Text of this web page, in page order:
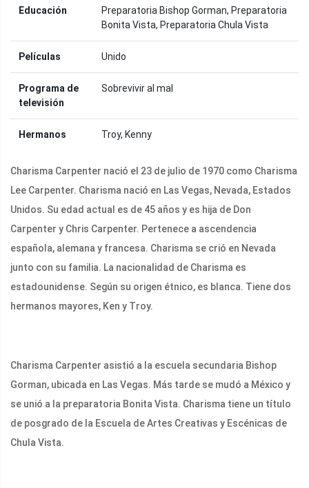
Educación
Preparatoria Bishop Gorman, Preparatoria
Bonita Vista, Preparatoria Chula Vista
Películas Unido
Programa de
televisión
Sobrevivir al mal
Hermanos Troy, Kenny
Charisma Carpenter nació el 23 de julio de 1970 como Charisma
Lee Carpenter. Charisma nació en Las Vegas, Nevada, Estados
Unidos. Su edad actual es de 45 años y es hija de Don
Carpenter y Chris Carpenter. Pertenece a ascendencia
española, alemana y francesa. Charisma se crió en Nevada
junto con su familia. La nacionalidad de Charisma es
estadounidense. Según su origen étnico, es blanca. Tiene dos
hermanos mayores, Ken y Troy.
Charisma Carpenter asistió a la escuela secundaria Bishop
Gorman, ubicada en Las Vegas. Más tarde se mudó a México y
se unió a la preparatoria Bonita Vista. Charisma tiene un título
de posgrado de la Escuela de Artes Creativas y Escénicas de
Chula Vista.